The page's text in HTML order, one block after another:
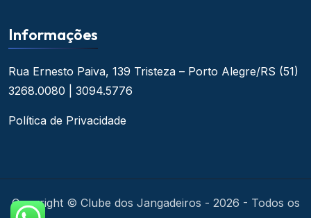
Informações
Rua Ernesto Paiva, 139 Tristeza – Porto Alegre/RS (51)
3268.0080 | 3094.5776
Política de Privacidade
Copyright © Clube dos Jangadeiros - 2026 - Todos os